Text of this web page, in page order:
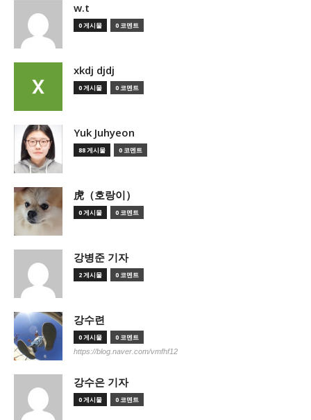
w.t
0 게시물 0 코멘트
xkdj djdj
0 게시물 0 코멘트
Yuk Juhyeon
88 게시물 0 코멘트
虎（호랑이）
0 게시물 0 코멘트
강병준 기자
2 게시물 0 코멘트
강수련
0 게시물 0 코멘트
https://blog.naver.com/vmfhf12
강수은 기자
0 게시물 0 코멘트